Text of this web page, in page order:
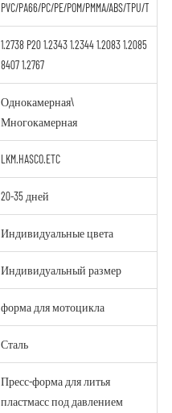
PVC/PA66/PC/PE/POM/PMMA/ABS/TPU/TPE/
1.2738 P20 1.2343 1.2344 1.2083 1.2085
8407 1.2767
Однокамерная\
Многокамерная
LKM.HASCO.ETC
20-35 дней
Индивидуальные цвета
Индивидуальный размер
форма для мотоцикла
Сталь
Пресс-форма для литья
пластмасс под давлением